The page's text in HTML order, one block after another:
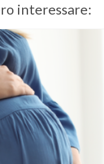
interessare: